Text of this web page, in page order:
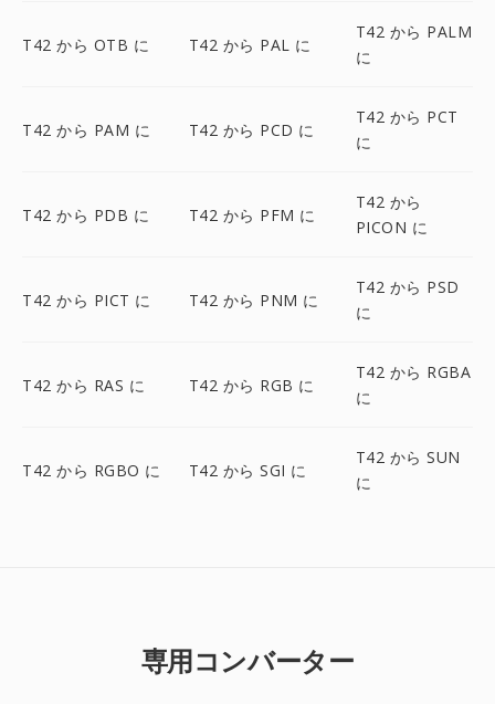
T42 から OTB に T42 から PAL に
T42 から PALM
に
T42 から PAM に T42 から PCD に
T42 から PCT
に
T42 から PDB に T42 から PFM に
T42 から
PICON に
T42 から PICT に T42 から PNM に
T42 から PSD
に
T42 から RAS に T42 から RGB に
T42 から RGBA
に
T42 から RGBO に T42 から SGI に
T42 から SUN
に
専用コンバーター